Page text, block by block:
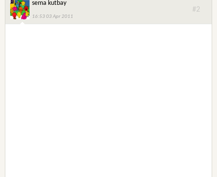
sema kutbay
16:53 03 Apr 2011
#2